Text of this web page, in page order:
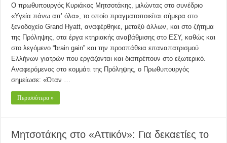
Ο πρωθυπουργός Κυριάκος Μητσοτάκης, μιλώντας στο συνέδριο
«Υγεία πάνω απ’ όλα», το οποίο πραγματοποιείται σήμερα στο
ξενοδοχείο Grand Hyatt, αναφέρθηκε, μεταξύ άλλων, και στο ζήτημα
της Πρόληψης, στα έργα κτηριακής αναβάθμισης στο ΕΣΥ, καθώς και
στο λεγόμενο “brain gain” και την προσπάθεια επαναπατρισμού
Ελλήνων γιατρών που εργάζονται και διαπρέπουν στο εξωτερικό.
Αναφερόμενος στο κομμάτι της Πρόληψης, ο Πρωθυπουργός
σημείωσε: «Όταν …
Περισσότερα »
Μητσοτάκης στο «Αττικόν»: Για δεκαετίες το